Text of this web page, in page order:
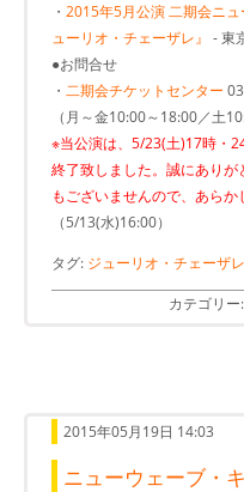
・ 2015年5月公演 二期会ニ
ューリオ・チェーザレ』 - 東
●お問合せ
・ 二期会チケットセンター
（月～金10:00～18:00／土
※当公演は、5/23(土)17時・
終了致しました。誠にあり
もございませんので、あらか
（5/13(水)16:00）
タグ: ジューリオ・チェーザレ
カテゴリー:
2015年05月19日 14:03
ニューウェーブ・